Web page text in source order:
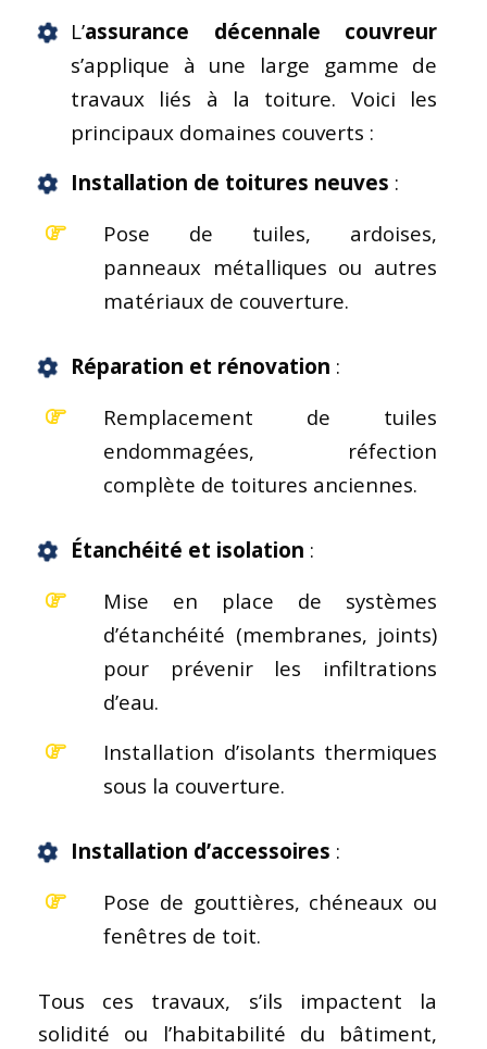
L’assurance décennale couvreur
s’applique à une large gamme de
travaux liés à la toiture. Voici les
principaux domaines couverts :
Installation de toitures neuves :
Pose de tuiles, ardoises,
panneaux métalliques ou autres
matériaux de couverture.
Réparation et rénovation :
Remplacement de tuiles
endommagées, réfection
complète de toitures anciennes.
Étanchéité et isolation :
Mise en place de systèmes
d’étanchéité (membranes, joints)
pour prévenir les infiltrations
d’eau.
Installation d’isolants thermiques
sous la couverture.
Installation d’accessoires :
Pose de gouttières, chéneaux ou
fenêtres de toit.
Tous ces travaux, s’ils impactent la
solidité ou l’habitabilité du bâtiment,